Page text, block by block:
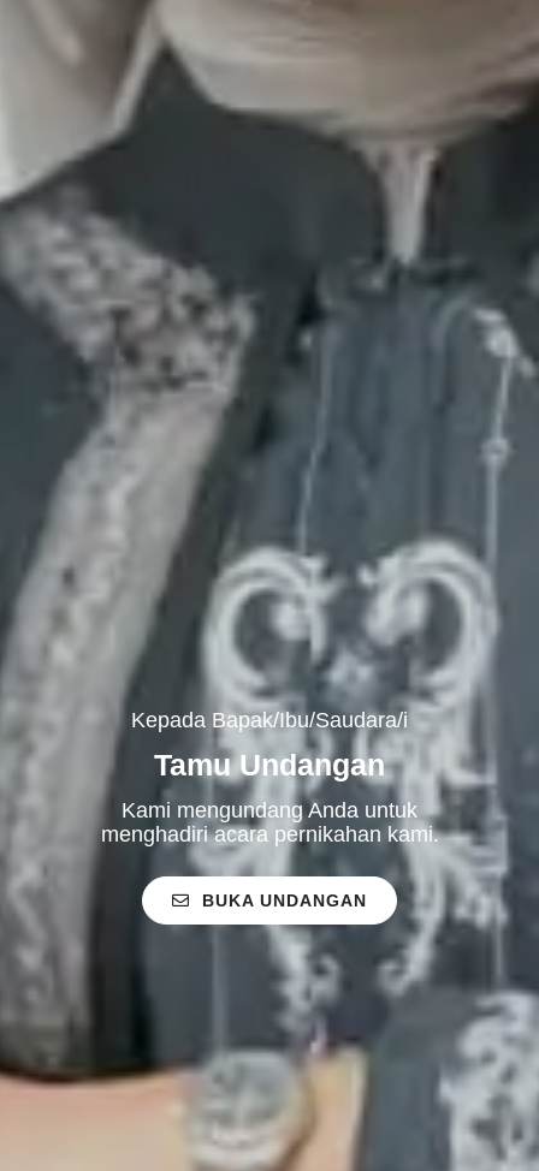
Kepada Bapak/Ibu/Saudara/i
Tamu Undangan
Kami mengundang Anda untuk
menghadiri acara pernikahan kami.
BUKA UNDANGAN